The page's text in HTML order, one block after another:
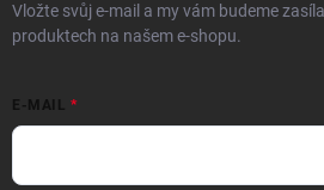
Vložte svůj e-mail a my vám budeme
produktech na našem e-shopu.
E-MAIL